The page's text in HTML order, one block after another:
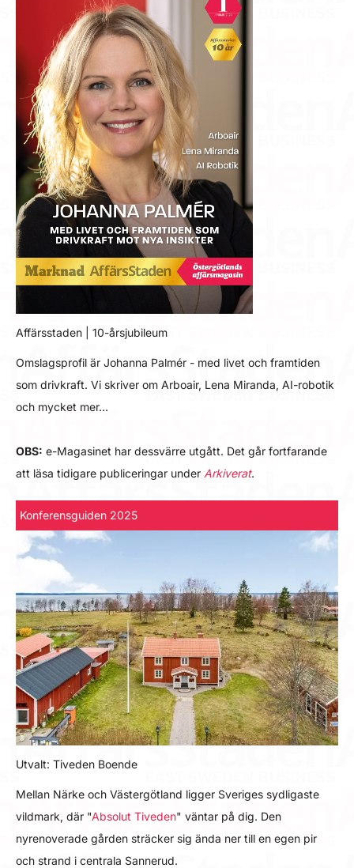
Affärsstaden | 10-årsjubileum
Omslagsprofil är Johanna Palmér - med livet och framtiden
som drivkraft. Vi skriver om Arboair, Lena Miranda, AI-robotik
och mycket mer…
OBS: e-Magasinet har dessvärre utgått. Det går fortfarande
att läsa tidigare publiceringar under Arkiverat.
Konferensguiden 2025
Utvalt: Tiveden Boende
Mellan Närke och Västergötland ligger Sveriges sydligaste
vildmark, där "Absolut Tiveden" väntar på dig. Den
nyrenoverade gården sträcker sig ända ner till en egen pir
och strand i centrala Sannerud.